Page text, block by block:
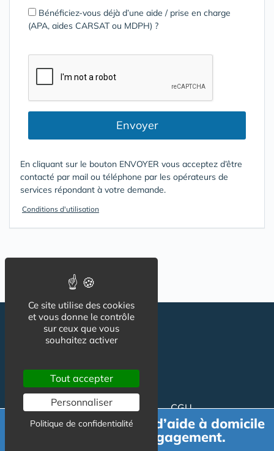
Bénéficiez-vous déjà d’une aide / prise en charge
(APA, aides CARSAT ou MDPH) ?
Envoyer
En cliquant sur le bouton ENVOYER vous acceptez d’être
contacté par mail ou téléphone par les opérateurs de
services répondant à votre demande.
Conditions d'utilisation
Suivez-nous
CGU
Mentions légales
Charte
Demande de devis d’aide à domicile
gratuit et sans engagement.
Ce site utilise des cookies
et vous donne le contrôle
sur ceux que vous
souhaitez activer
Tout accepter
Personnaliser
Politique de confidentialité